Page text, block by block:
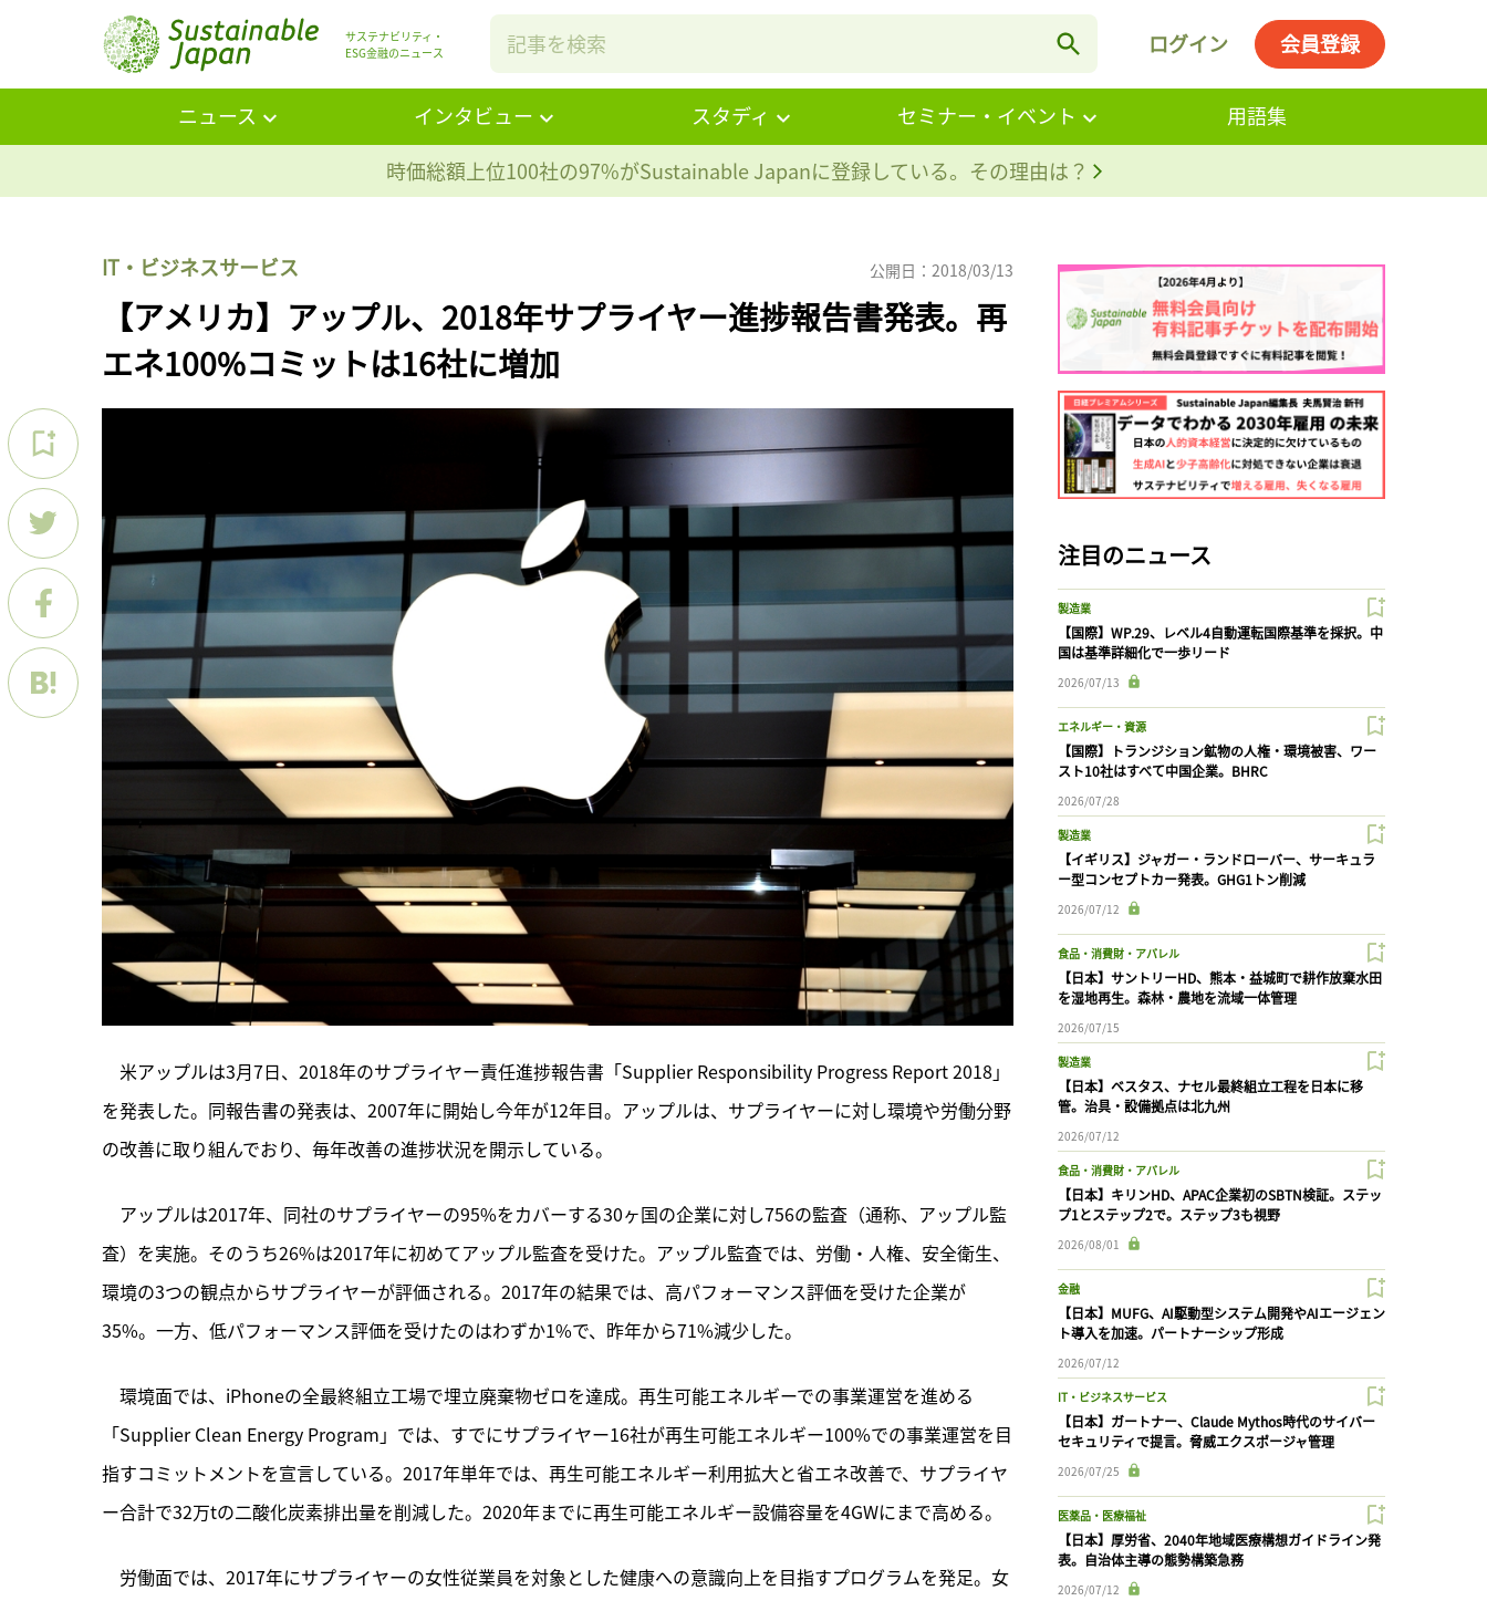
サステナビリティ・
ESG金融のニュース
ログイン 会員登録
ニュース インタビュー スタディ セミナー・イベント
用語集
時価総額上位100社の97%がSustainable Japanに登録している。その理由は？
IT・ビジネスサービス 公開日：2018/03/13
【アメリカ】アップル、2018年サプライヤー進捗報告書発表。再
エネ100%コミットは16社に増加
米アップルは3月7日、2018年のサプライヤー責任進捗報告書「Supplier Responsibility Progress Report 2018」
を発表した。同報告書の発表は、2007年に開始し今年が12年目。アップルは、サプライヤーに対し環境や労働分野
の改善に取り組んでおり、毎年改善の進捗状況を開示している。
アップルは2017年、同社のサプライヤーの95%をカバーする30ヶ国の企業に対し756の監査（通称、アップル監
査）を実施。そのうち26%は2017年に初めてアップル監査を受けた。アップル監査では、労働・人権、安全衛生、
環境の3つの観点からサプライヤーが評価される。2017年の結果では、高パフォーマンス評価を受けた企業が
35%。一方、低パフォーマンス評価を受けたのはわずか1%で、昨年から71%減少した。
環境面では、iPhoneの全最終組立工場で埋立廃棄物ゼロを達成。再生可能エネルギーでの事業運営を進める
「Supplier Clean Energy Program」では、すでにサプライヤー16社が再生可能エネルギー100%での事業運営を目
指すコミットメントを宣言している。2017年単年では、再生可能エネルギー利用拡大と省エネ改善で、サプライヤ
ー合計で32万tの二酸化炭素排出量を削減した。2020年までに再生可能エネルギー設備容量を4GWにまで高める。
労働面では、2017年にサプライヤーの女性従業員を対象とした健康への意識向上を目指すプログラムを発足。女
注目のニュース
製造業
【国際】WP.29、レベル4自動運転国際基準を採択。中
国は基準詳細化で一歩リード
2026/07/13
エネルギー・資源
【国際】トランジション鉱物の人権・環境被害、ワー
スト10社はすべて中国企業。BHRC
2026/07/28
製造業
【イギリス】ジャガー・ランドローバー、サーキュラ
ー型コンセプトカー発表。GHG1トン削減
2026/07/12
食品・消費財・アパレル
【日本】サントリーHD、熊本・益城町で耕作放棄水田
を湿地再生。森林・農地を流域一体管理
2026/07/15
製造業
【日本】ベスタス、ナセル最終組立工程を日本に移
管。治具・設備拠点は北九州
2026/07/12
食品・消費財・アパレル
【日本】キリンHD、APAC企業初のSBTN検証。ステッ
プ1とステップ2で。ステップ3も視野
2026/08/01
金融
【日本】MUFG、AI駆動型システム開発やAIエージェン
ト導入を加速。パートナーシップ形成
2026/07/12
IT・ビジネスサービス
【日本】ガートナー、Claude Mythos時代のサイバー
セキュリティで提言。脅威エクスポージャ管理
2026/07/25
医薬品・医療福祉
【日本】厚労省、2040年地域医療構想ガイドライン発
表。自治体主導の態勢構築急務
2026/07/12